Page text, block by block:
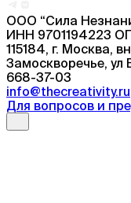
ООО “Сила
ИНН 9701194223
115184, г. Москва,
Замоскворечье, ул
668-37-03
info@thecreativity.ru
Для вопросов и